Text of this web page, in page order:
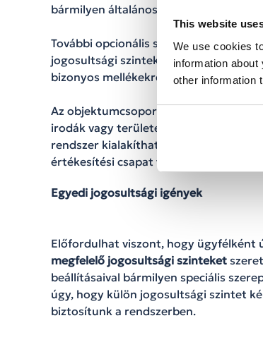
This website
We use cookies
information
other information
bármilyen általános felépítésben
További opcionális szolgáltatásunk az
jogosultsági szintek különböző
bizonyos mellékekre, felhasználókra
Az objektumcsoportok a feladatkörök
irodák vagy területek között
rendszer kialakítható. Például valaki
értékesítési csapat tagjaira szűkül a
Egyedi jogosultsági igények
Előfordulhat viszont, hogy ügyfélként
megfelelő jogosultsági szinteket
beállításaival bármilyen speciális
úgy, hogy külön jogosultsági szintet
biztosítunk a rendszerben.